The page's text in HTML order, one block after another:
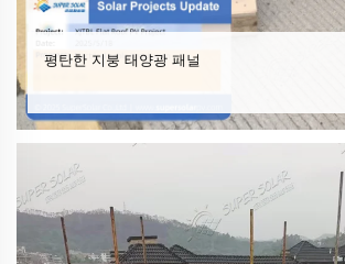
평탄한 지붕 태양광 패널